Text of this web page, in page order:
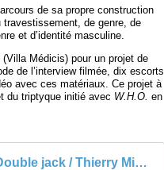
de sa propre construction
de genre, de
et d’identité masculine.
Médicis) pour un projet de
de l’interview filmée, dix escorts
avec ces matériaux. Ce projet à
du triptyque initié avec W.H.O. en
LE CUBE - Double jack / Thierry Micouin